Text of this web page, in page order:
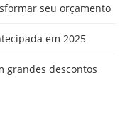
seu orçamento
em 2025
grandes descontos